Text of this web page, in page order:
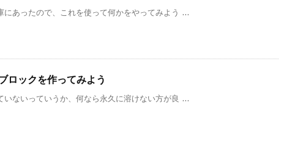
あったので、これを使って何かをやってみよう ...
ロックを作ってみよう
ないっていうか、何なら永久に溶けない方が良 ...